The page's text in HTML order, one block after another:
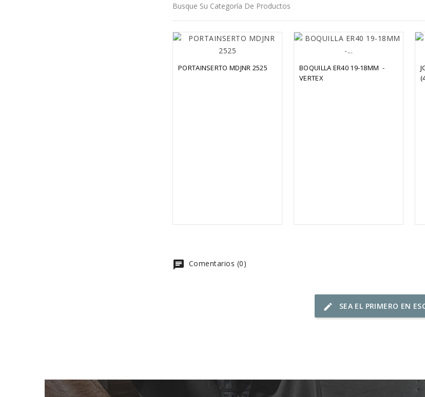
Busque Su Categoría De Productos
PORTAINSERTO MDJNR 2525
BOQUILLA ER40 19-18MM  -
VERTEX
chat Comentarios (0)
edit SEA EL PRIMERO EN